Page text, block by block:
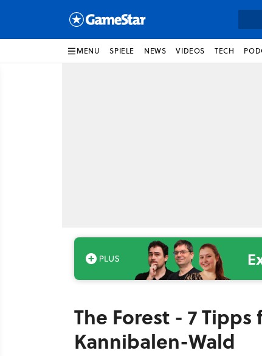
MENU SPIELE NEWS VIDEOS TECH
The Forest - 7
Kannibalen-Wald